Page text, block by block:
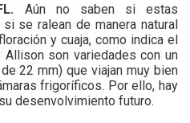
Aún no saben si estas
se ralean de manera natural
y cuaja, como indica el
son variedades con un
22 mm) que viajan muy bien
frigoríficos. Por ello, hay
desenvolvimiento futuro.